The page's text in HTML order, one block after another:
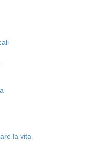
la vita